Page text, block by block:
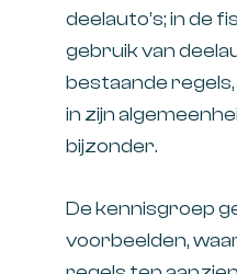
deelauto’s; in de
gebruik van
bestaande
in zijn
bijzonder.
De kennisgroep
voorbeelden,